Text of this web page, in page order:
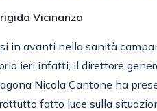
Vicinanza
in avanti nella sanità
ieri infatti, il direttore
Nicola Cantone ha
fatto luce sulla